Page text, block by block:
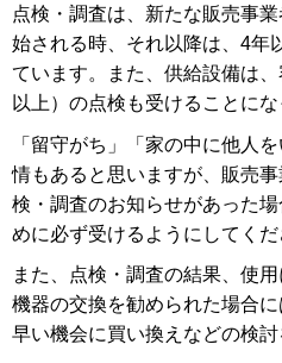
点検・調査は、新たな販売事
始される時、それ以降は、4年
ています。また、供給設備は
以上）の点検も受けることにな
「留守がち」「家の中に他人
情もあると思いますが、販売
検・調査のお知らせがあった
めに必ず受けるようにしてくだ
また、点検・調査の結果、使
機器の交換を勧められた場合に
早い機会に買い換えなどの検討